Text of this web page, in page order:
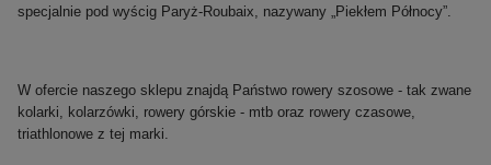
specjalnie pod wyścig Paryż-Roubaix, nazywany „Piekłem Północy”.
W ofercie naszego sklepu znajdą Państwo rowery szosowe - tak zwane
kolarki, kolarzówki, rowery górskie - mtb oraz rowery czasowe,
triathlonowe z tej marki.